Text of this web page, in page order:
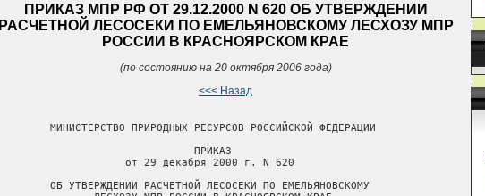
ПРИКАЗ МПР РФ ОТ 29.12.2000 N 620 ОБ УТВЕРЖДЕНИИ
РАСЧЕТНОЙ ЛЕСОСЕКИ ПО ЕМЕЛЬЯНОВСКОМУ ЛЕСХОЗУ МПР
РОССИИ В КРАСНОЯРСКОМ КРАЕ
(по состоянию на 20 октября 2006 года)
<<< Назад